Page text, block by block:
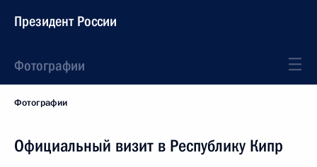
Президент России
Фотографии
Фотографии
Официальный визит в Республику Кипр